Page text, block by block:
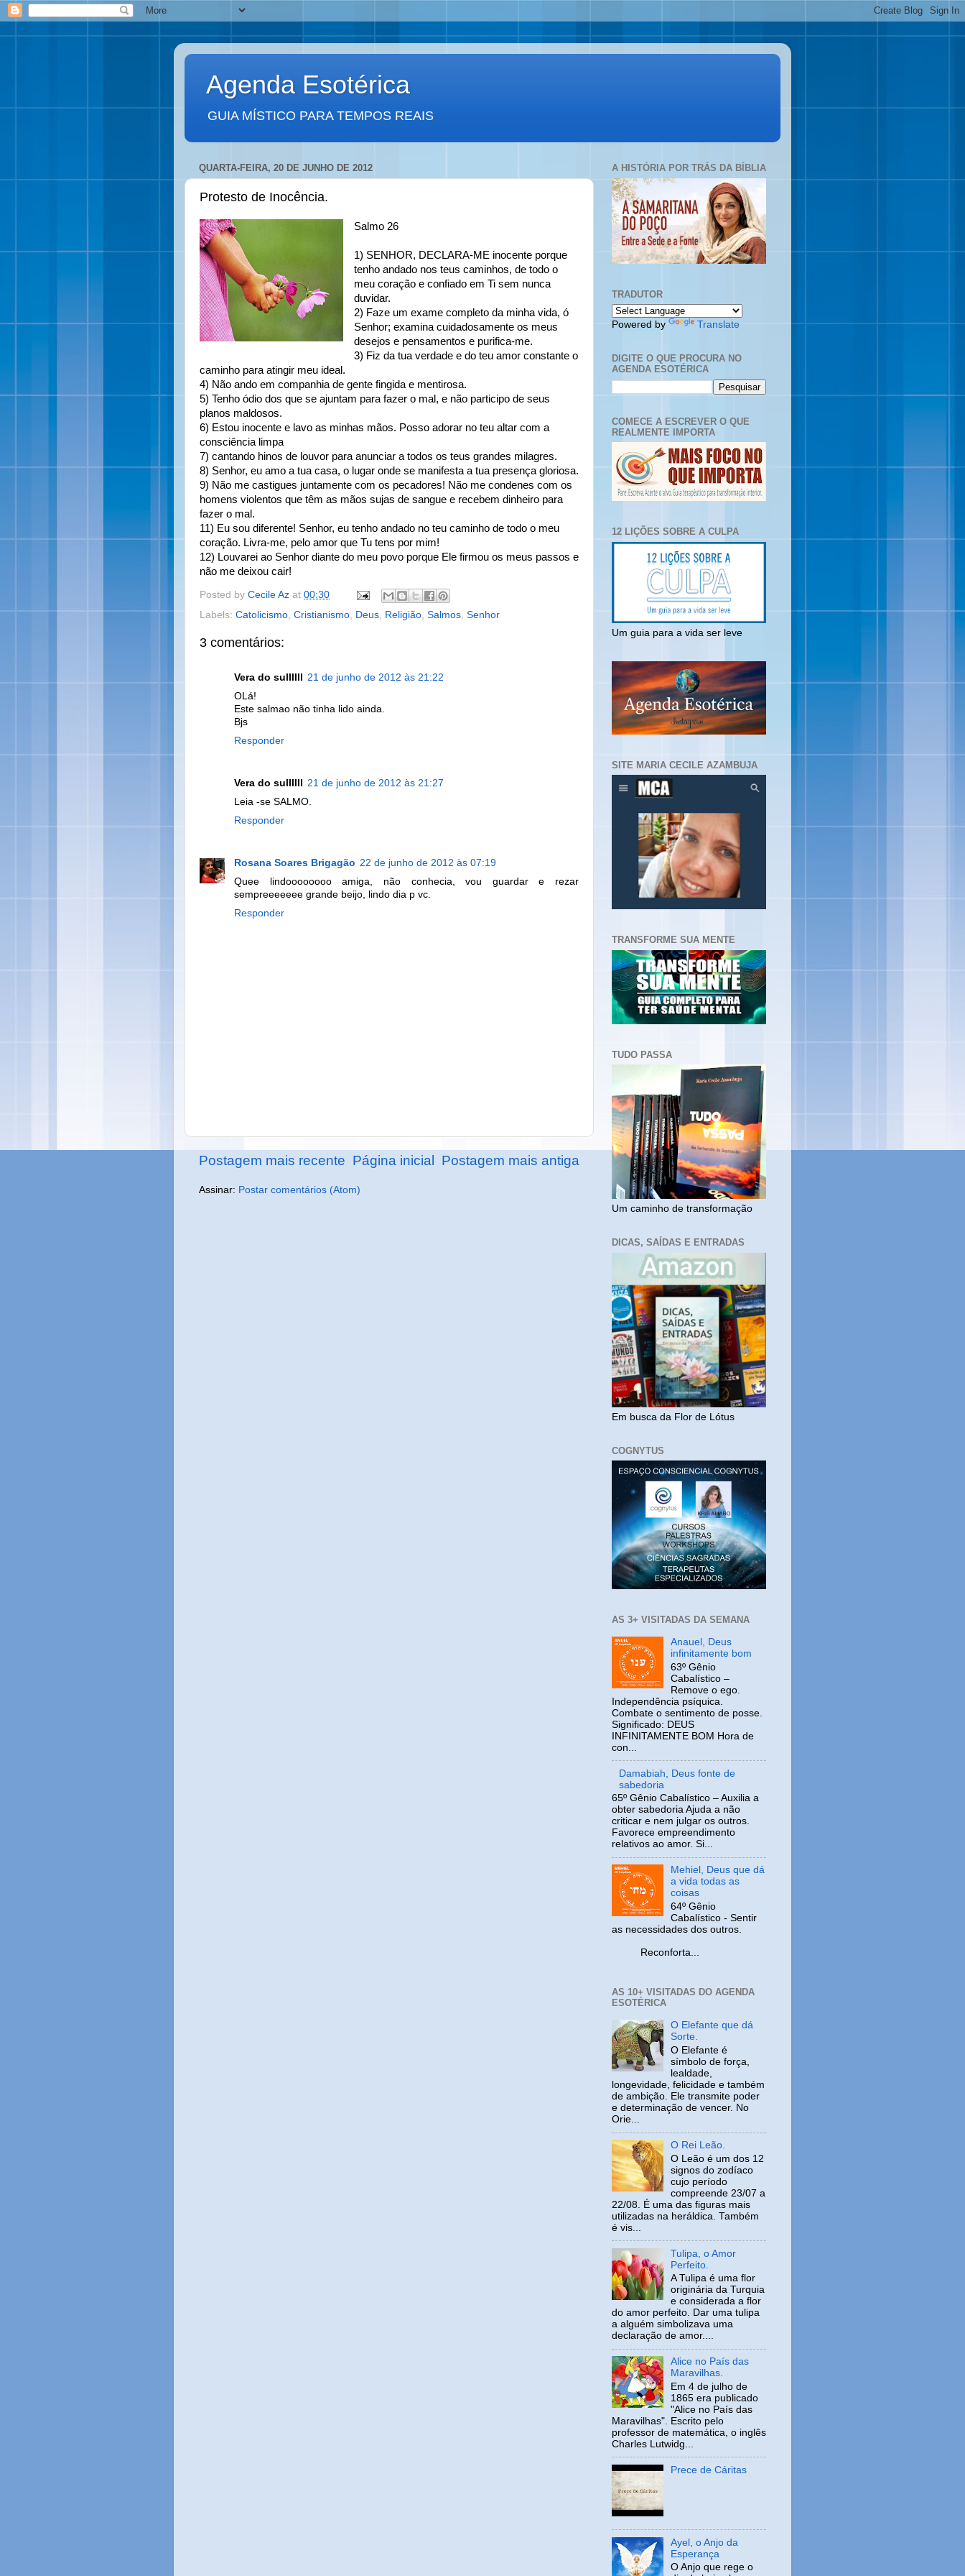
Agenda Esotérica
GUIA MÍSTICO PARA TEMPOS REAIS
QUARTA-FEIRA, 20 DE JUNHO DE 2012
Protesto de Inocência.
Salmo 26
1) SENHOR, DECLARA-ME inocente porque
tenho andado nos teus caminhos, de todo o
meu coração e confiado em Ti sem nunca
duvidar.
2) Faze um exame completo da minha vida, ó
Senhor; examina cuidadosamente os meus
desejos e pensamentos e purifica-me.
3) Fiz da tua verdade e do teu amor constante o
caminho para atingir meu ideal.
4) Não ando em companhia de gente fingida e mentirosa.
5) Tenho ódio dos que se ajuntam para fazer o mal, e não participo de seus
planos maldosos.
6) Estou inocente e lavo as minhas mãos. Posso adorar no teu altar com a
consciência limpa
7) cantando hinos de louvor para anunciar a todos os teus grandes milagres.
8) Senhor, eu amo a tua casa, o lugar onde se manifesta a tua presença gloriosa.
9) Não me castigues juntamente com os pecadores! Não me condenes com os
homens violentos que têm as mãos sujas de sangue e recebem dinheiro para
fazer o mal.
11) Eu sou diferente! Senhor, eu tenho andado no teu caminho de todo o meu
coração. Livra-me, pelo amor que Tu tens por mim!
12) Louvarei ao Senhor diante do meu povo porque Ele firmou os meus passos e
não me deixou cair!
Posted by Cecile Az at 00:30
Labels: Catolicismo Cristianismo Deus Religião Salmos Senhor
3 comentários:
Vera do sullllll
21 de junho de 2012 às 21:22
OLá!
Este salmao não tinha lido ainda.
Bjs
Responder
Vera do sullllll
21 de junho de 2012 às 21:27
Leia -se SALMO.
Responder
Rosana Soares Brigagão 22 de junho de 2012 às 07:19
Quee lindoooooooo amiga, não conhecia, vou guardar e rezar
sempreeeeeee grande beijo, lindo dia p vc.
Responder
Postagem mais recente Postagem mais antiga
Página inicial
Assinar: Postar comentários (Atom)
A HISTÓRIA POR TRÁS DA BÍBLIA
TRADUTOR
Powered by Translate
DIGITE O QUE PROCURA NO
AGENDA ESOTÉRICA
COMECE A ESCREVER O QUE
REALMENTE IMPORTA
12 LIÇÕES SOBRE A CULPA
Um guia para a vida ser leve
SITE MARIA CECILE AZAMBUJA
TRANSFORME SUA MENTE
TUDO PASSA
Um caminho de transformação
DICAS, SAÍDAS E ENTRADAS
Em busca da Flor de Lótus
COGNYTUS
AS 3+ VISITADAS DA SEMANA
Anauel, Deus
infinitamente bom
63º Gênio
Cabalístico –
Remove o ego.
Independência psíquica.
Combate o sentimento de posse.
Significado: DEUS
INFINITAMENTE BOM Hora de
con...
Damabiah, Deus fonte de
sabedoria
65º Gênio Cabalístico – Auxilia a
obter sabedoria Ajuda a não
criticar e nem julgar os outros.
Favorece empreendimento
relativos ao amor. Si...
Mehiel, Deus que dá
a vida todas as
coisas
64º Gênio
Cabalístico - Sentir
as necessidades dos outros.
Reconforta...
AS 10+ VISITADAS DO AGENDA
ESOTÉRICA
O Elefante que dá
Sorte.
O Elefante é
símbolo de força,
lealdade,
longevidade, felicidade e também
de ambição. Ele transmite poder
e determinação de vencer. No
Orie...
O Rei Leão.
O Leão é um dos 12
signos do zodíaco
cujo período
compreende 23/07 a
22/08. É uma das figuras mais
utilizadas na heráldica. Também
é vis...
Tulipa, o Amor
Perfeito.
A Tulipa é uma flor
originária da Turquia
e considerada a flor
do amor perfeito. Dar uma tulipa
a alguém simbolizava uma
declaração de amor....
Alice no País das
Maravilhas.
Em 4 de julho de
1865 era publicado
"Alice no País das
Maravilhas". Escrito pelo
professor de matemática, o inglês
Charles Lutwidg...
Prece de Cáritas
Ayel, o Anjo da
Esperança
O Anjo que rege o